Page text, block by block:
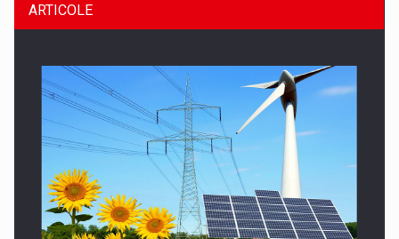
CEO Conference - Shaping The Future - Technology and…
ARTICOLE